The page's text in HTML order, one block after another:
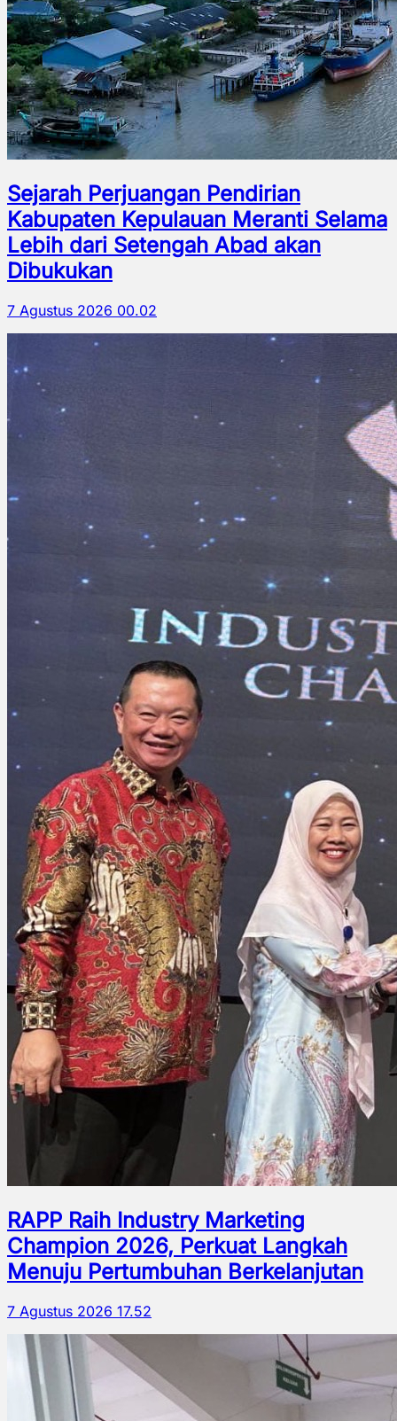
Sejarah Perjuangan Pendirian
Kabupaten Kepulauan Meranti Selama
Lebih dari Setengah Abad akan
Dibukukan
7 Agustus 2026 00.02
RAPP Raih Industry Marketing
Champion 2026, Perkuat Langkah
Menuju Pertumbuhan Berkelanjutan
7 Agustus 2026 17.52